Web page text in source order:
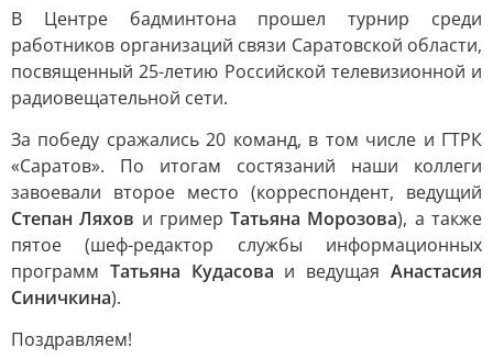
В Центре бадминтона прошел турнир среди
работников организаций связи Саратовской области,
посвященный 25-летию Российской телевизионной и
радиовещательной сети.
За победу сражались 20 команд, в том числе и ГТРК
«Саратов». По итогам состязаний наши коллеги
завоевали второе место (корреспондент, ведущий
Степан Ляхов и гримерТатьяна Морозова), а также
пятое (шеф-редактор службы информационных
программ Татьяна Кудасова и ведущаяАнастасия
Синичкина).
Поздравляем!